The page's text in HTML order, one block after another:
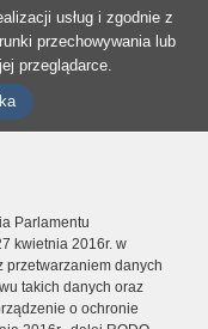
usług i zgodnie z
przechowywania lub
przeglądarce.
Parlamentu
kwietnia 2016r. w
przetwarzaniem danych
takich danych oraz
o ochronie